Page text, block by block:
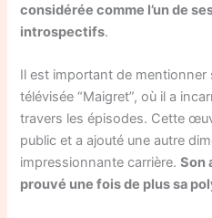
considérée comme l’un de
introspectifs.
Il est important de mentionner
télévisée “Maigret”, où il a
travers les épisodes. Cette
public et a ajouté une autre
impressionnante carrière.Son
prouvé une fois de plus sa